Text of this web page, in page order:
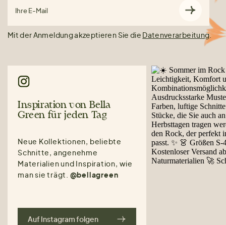
Ihre E-Mail
Mit der Anmeldung akzeptieren Sie die Datenverarbeitung.
Inspiration von Bella
Green für jeden Tag
Neue Kollektionen, beliebte
Schnitte, angenehme
Materialien und Inspiration, wie
man sie trägt. @bellagreen
Auf Instagram folgen